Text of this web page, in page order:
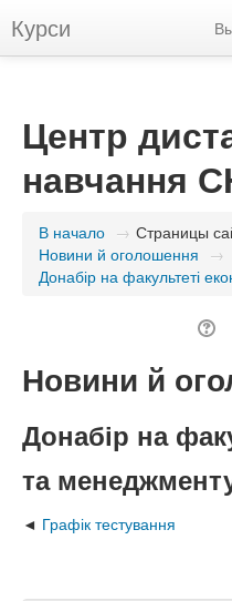
Курси
Центр
навчання
В начало → Страницы
Новини й оголошення →
Донабір на факультеті
Новини й
Донабір на
та
Графік тестування